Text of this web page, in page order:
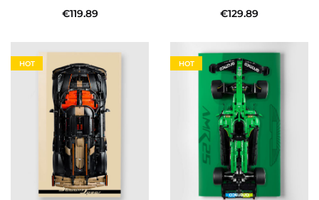
€119.89
€129.89
HOT HOT